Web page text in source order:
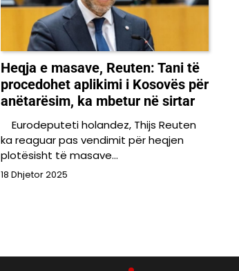
Heqja e masave, Reuten: Tani të
procedohet aplikimi i Kosovës për
anëtarësim, ka mbetur në sirtar
Eurodeputeti holandez, Thijs Reuten
ka reaguar pas vendimit për heqjen
plotësisht të masave…
18 Dhjetor 2025